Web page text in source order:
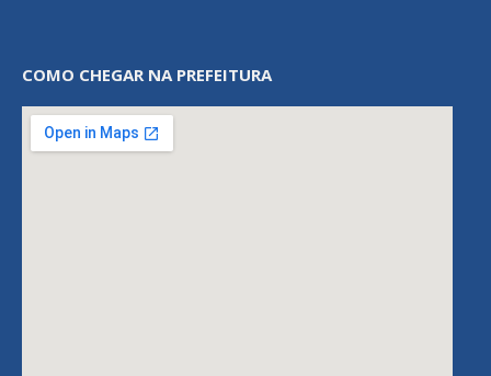
COMO CHEGAR NA PREFEITURA